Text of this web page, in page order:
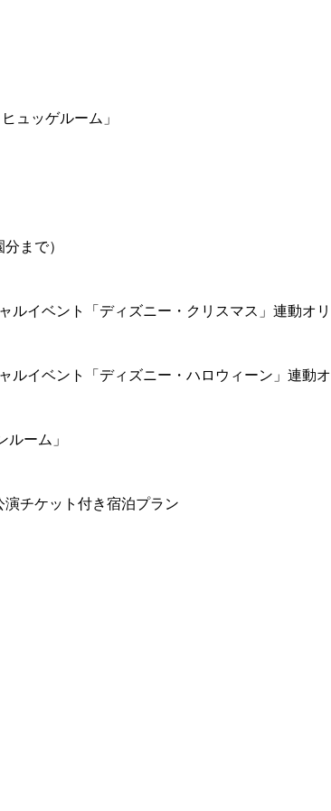
ュッゲルーム」
まで）
イベント「ディズニー・クリスマス」連動オ
イベント「ディズニー・ハロウィーン」連動
ーム」
チケット付き宿泊プラン